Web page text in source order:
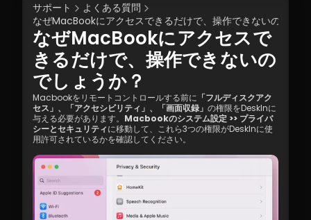
利用規約
個人情報の取り扱いについて
変更またはリセットする方法
プライバシースクリーンの使い方
新しいデバイスでログインする際に確認メー
ルを受け取れなかった場合の対処法は？
サポート
よくある質問
なぜMacBookにアクセスできるだけで、操作できないのでし
なぜMacBookにアクセスで
きるだけで、操作できないの
でしょうか？
Macbookをリモートコントロールする前に 「フルディスクアク
セス」、「アクセシビリティ」、「画面収録」 の権限をDeskInに
与える必要があります。 Macbookのシステム設定 >> プライバ
シーとセキュリティに移動して、これら3つの権限がDeskInに使
用許可されているかを確認してください。